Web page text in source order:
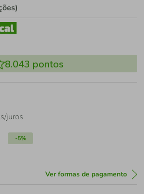
8.043 pontos
s/juros
-5%
Ver formas de pagamento